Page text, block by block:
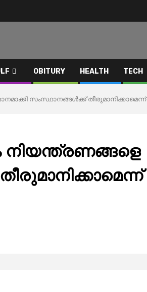
OBITURY HEALTH TECH
സംസ്ഥാനങ്ങള്‍ക്ക് തീരുമാനിക്കാമെന്ന്